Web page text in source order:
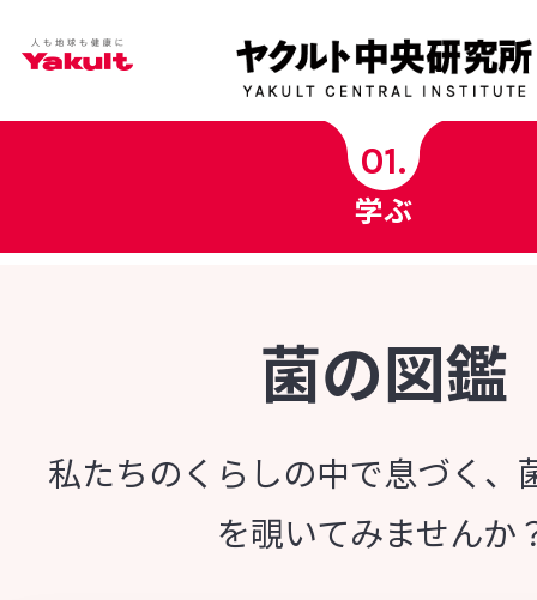
01.
学ぶ
学ぶ
ヤクルト中央研究所科学チャンネル
健康用語の基礎知識
菌の図鑑
菌の図鑑
私たちのくらしの中で息づく、
を覗いてみませんか